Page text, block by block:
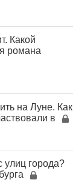
Какой
романа
на Луне. Как
в
улиц города?